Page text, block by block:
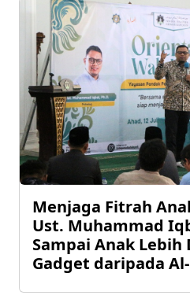
Menjaga Fitrah
Ust. Muhammad
Sampai Anak Lebih
Gadget daripada